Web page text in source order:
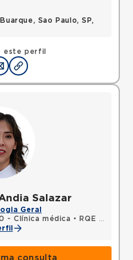
este perfil
Sao Paulo, SP,
Salazar
Geral
- Clínica médica •
RQE 140828 - Endocrinologia e metabologia
consulta